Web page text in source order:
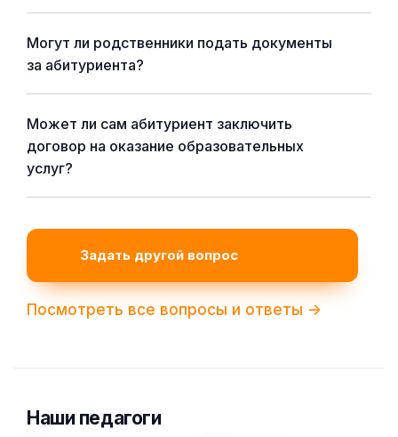
Могут ли родственники подать документы
за абитуриента?
Может ли сам абитуриент заключить
договор на оказание образовательных
услуг?
Задать другой вопрос
Посмотреть все вопросы и ответы ->
Наши педагоги